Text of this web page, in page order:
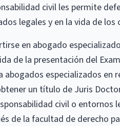
civil les permite
legales y en la vida de los
en abogado
de la presentación del
abogados especializados en
un título de Juris
civil o entornos
de la facultad de derecho